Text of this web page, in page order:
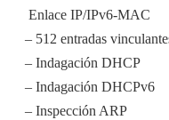
 Enlace IP/IPv6-MAC
– 512 entradas
– Indagación DHCP
– Indagación DHCPv6
– Inspección ARP